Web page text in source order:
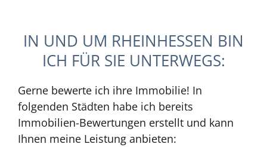
IN UND UM RHEINHESSEN BIN
ICH FÜR SIE UNTERWEGS:
Gerne bewerte ich ihre Immobilie! In
folgenden Städten habe ich bereits
Immobilien-Bewertungen erstellt und kann
Ihnen meine Leistung anbieten: